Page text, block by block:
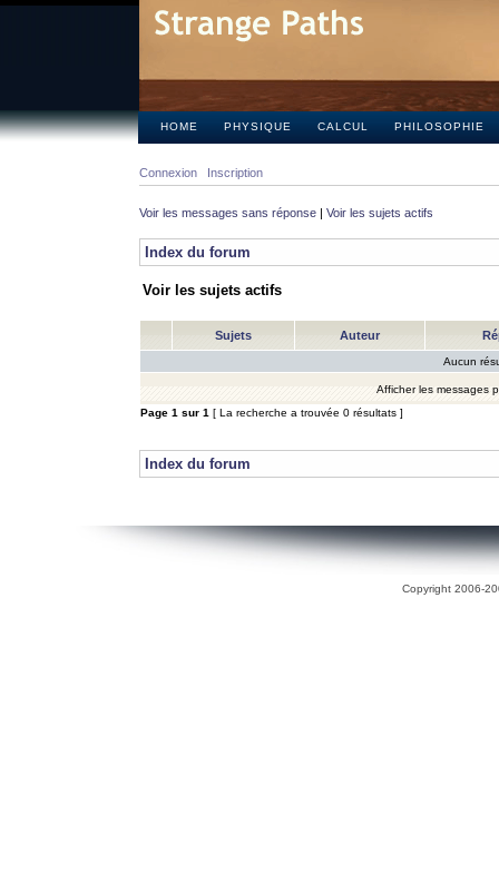
HOME PHYSIQUE CALCUL PHILOSOPHIE
Connexion Inscription
Voir les messages sans réponse | Voir les sujets actifs
Index du forum
Voir les sujets actifs
Sujets Auteur
Aucun
Afficher les messages
Page 1 sur 1 [ La recherche a trouvée 0 résultats ]
Index du forum
Copyright 2006-